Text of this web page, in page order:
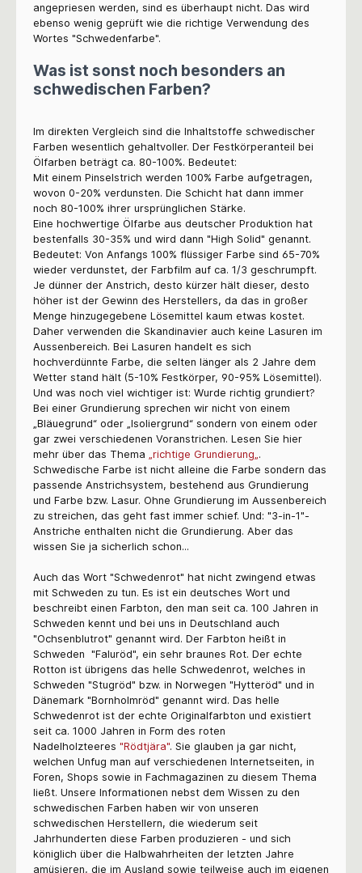
angepriesen werden, sind es überhaupt nicht. Das wird
ebenso wenig geprüft wie die richtige Verwendung des
Wortes "Schwedenfarbe".
Was ist sonst noch besonders an
schwedischen Farben?
Im direkten Vergleich sind die Inhaltstoffe schwedischer
Farben wesentlich gehaltvoller. Der Festkörperanteil bei
Ölfarben beträgt ca. 80-100%. Bedeutet:
Mit einem Pinselstrich werden 100% Farbe aufgetragen,
wovon 0-20% verdunsten. Die Schicht hat dann immer
noch 80-100% ihrer ursprünglichen Stärke.
Eine hochwertige Ölfarbe aus deutscher Produktion hat
bestenfalls 30-35% und wird dann "High Solid" genannt.
Bedeutet: Von Anfangs 100% flüssiger Farbe sind 65-70%
wieder verdunstet, der Farbfilm auf ca. 1/3 geschrumpft.
Je dünner der Anstrich, desto kürzer hält dieser, desto
höher ist der Gewinn des Herstellers, da das in großer
Menge hinzugegebene Lösemittel kaum etwas kostet.
Daher verwenden die Skandinavier auch keine Lasuren im
Aussenbereich. Bei Lasuren handelt es sich
hochverdünnte Farbe, die selten länger als 2 Jahre dem
Wetter stand hält (5-10% Festkörper, 90-95% Lösemittel).
Und was noch viel wichtiger ist: Wurde richtig grundiert?
Bei einer Grundierung sprechen wir nicht von einem
„Bläuegrund“ oder „Isoliergrund“ sondern von einem oder
gar zwei verschiedenen Voranstrichen. Lesen Sie hier
mehr über das Thema „richtige Grundierung„.
Schwedische Farbe ist nicht alleine die Farbe sondern das
passende Anstrichsystem, bestehend aus Grundierung
und Farbe bzw. Lasur. Ohne Grundierung im Aussenbereich
zu streichen, das geht fast immer schief. Und: "3-in-1"-
Anstriche enthalten nicht die Grundierung. Aber das
wissen Sie ja sicherlich schon...
Auch das Wort "Schwedenrot" hat nicht zwingend etwas
mit Schweden zu tun. Es ist ein deutsches Wort und
beschreibt einen Farbton, den man seit ca. 100 Jahren in
Schweden kennt und bei uns in Deutschland auch
"Ochsenblutrot" genannt wird. Der Farbton heißt in
Schweden "Faluröd", ein sehr braunes Rot. Der echte
Rotton ist übrigens das helle Schwedenrot, welches in
Schweden "Stugröd" bzw. in Norwegen "Hytteröd" und in
Dänemark "Bornholmröd" genannt wird. Das helle
Schwedenrot ist der echte Originalfarbton und existiert
seit ca. 1000 Jahren in Form des roten
Nadelholzteeres "Rödtjära". Sie glauben ja gar nicht,
welchen Unfug man auf verschiedenen Internetseiten, in
Foren, Shops sowie in Fachmagazinen zu diesem Thema
ließt. Unsere Informationen nebst dem Wissen zu den
schwedischen Farben haben wir von unseren
schwedischen Herstellern, die wiederum seit
Jahrhunderten diese Farben produzieren - und sich
königlich über die Halbwahrheiten der letzten Jahre
amüsieren, die im Ausland sowie teilweise auch im eigenen